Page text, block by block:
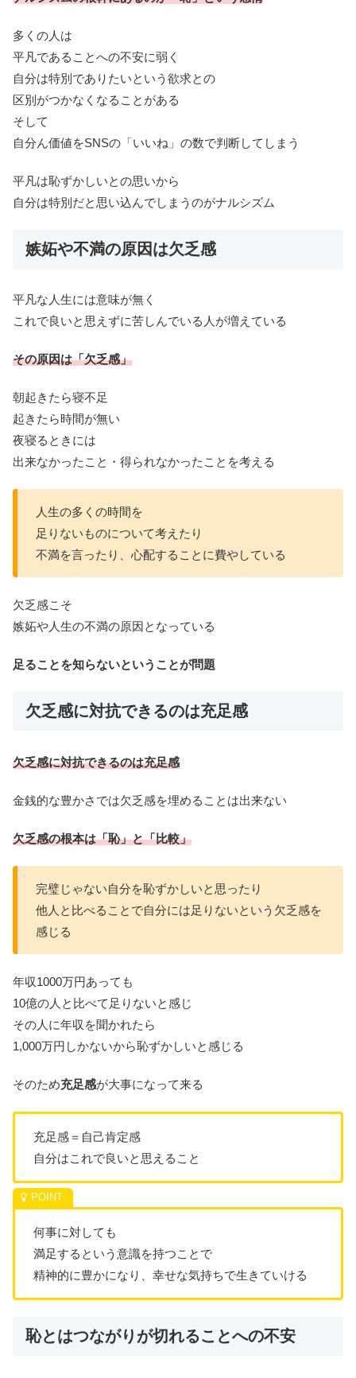
多くの人は
平凡であることへの不安に弱く
自分は特別でありたいという欲求との
区別がつかなくなることがある
そして
自分ん価値をSNSの「いいね」の数で判断してしまう
平凡は恥ずかしいとの思いから
自分は特別だと思い込んでしまうのがナルシズム
嫉妬や不満の原因は欠乏感
平凡な人生には意味が無く
これで良いと思えずに苦しんでいる人が増えている
その原因は「欠乏感」
朝起きたら寝不足
起きたら時間が無い
夜寝るときには
出来なかったこと・得られなかったことを考える
人生の多くの時間を
足りないものについて考えたり
不満を言ったり、心配することに費やしている
欠乏感こそ
嫉妬や人生の不満の原因となっている
足ることを知らないということが問題
欠乏感に対抗できるのは充足感
欠乏感に対抗できるのは充足感
金銭的な豊かさでは欠乏感を埋めることは出来ない
欠乏感の根本は「恥」と「比較」
完璧じゃない自分を恥ずかしいと思ったり
他人と比べることで自分には足りないという欠乏感を
感じる
年収1000万円あっても
10億の人と比べて足りないと感じ
その人に年収を聞かれたら
1,000万円しかないから恥ずかしいと感じる
そのため充足感が大事になって来る
充足感＝自己肯定感
自分はこれで良いと思えること
何事に対しても
満足するという意識を持つことで
精神的に豊かになり、幸せな気持ちで生きていける
恥とはつながりが切れることへの不安